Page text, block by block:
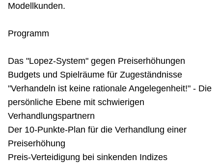
Modellkunden.
Programm
Das ʺLopez-System" gegen Preiserhöhungen
Budgets und Spielräume für Zugeständnisse
ʺVerhandeln ist keine rationale Angelegenheit!ʺ - Die
persönliche Ebene mit schwierigen
Verhandlungspartnern
Der 10-Punkte-Plan für die Verhandlung einer
Preiserhöhung
Preis-Verteidigung bei sinkenden Indizes